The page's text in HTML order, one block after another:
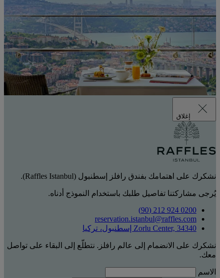
إغلاق
نشكرك على اهتمامك بفندق رافلز إسطنبول (Raffles Istanbul).
يُرجى مشاركتنا تفاصيل طلبك باستخدام النموذج أدناه.
0200 924 212 (90)
reservation.istanbul@raffles.com
Zorlu Center, 34340 إسطنبول، تركيا
نشكرك على الانضمام إلى عالم رافلز. نتطلّع إلى البقاء على تواصل
معك.
الاسم